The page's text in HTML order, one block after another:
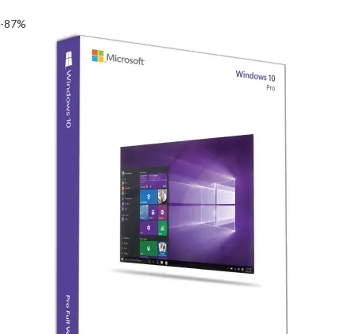
-87%